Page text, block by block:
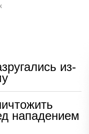
из-
нападением